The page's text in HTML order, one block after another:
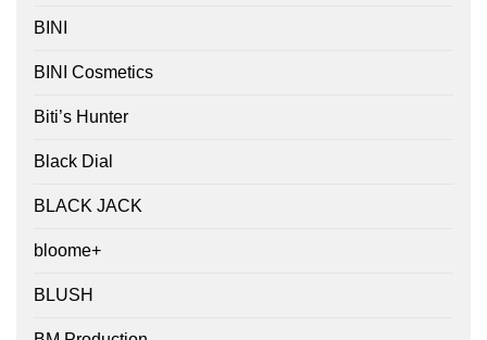
BINI
BINI Cosmetics
Biti’s Hunter
Black Dial
BLACK JACK
bloome+
BLUSH